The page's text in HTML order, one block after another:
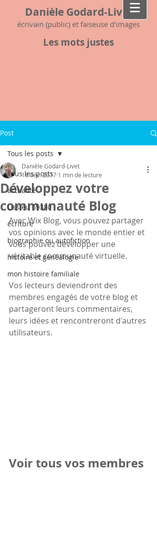
Danièle Godard-Livet
écrivain (public) et faiseuse d'images
Les mots justes
Post
Tous les posts
actualité
Lissieu 69380
écriture
biographie ou autofiction
histoire et généalogie
mon histoire familiale
Tous les posts
Développez votre
communauté Blog
Danièle Godard-Livet
18 déc. 2017 1 min de lecture
Avec Wix Blog, vous pouvez partager
vos opinions avec le monde entier et
vous pouvez développer une
véritable communauté virtuelle.
Vos lecteurs deviendront des
membres engagés de votre blog et
partageront leurs commentaires,
leurs idées et rencontreront d'autres
utilisateurs.
Voir tous vos membres